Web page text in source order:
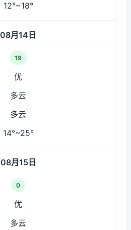
12°~18°
08月14日
19
优
多云
多云
14°~25°
08月15日
0
优
多云